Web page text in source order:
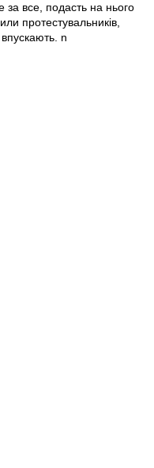
за все, подасть на нього
проте­стувальників,
впускають. n